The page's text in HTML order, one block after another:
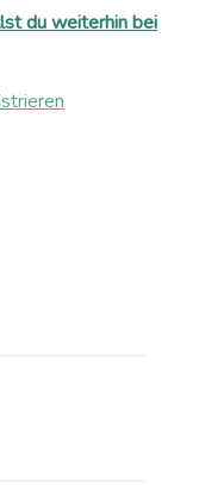
du weiterhin bei